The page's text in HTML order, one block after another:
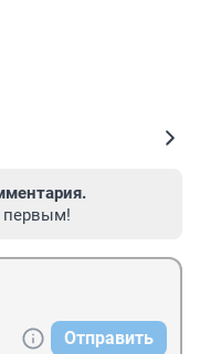
первым!
Отправить